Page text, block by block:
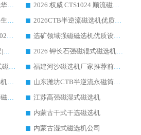
2026选强磁滚筒厂家就找华体会手机网页版-华体会(中国) _口碑过硬用料扎实_性价比优势突出
2026 权威 CTS1024 顺流磁选机精选生产厂家优质设备推荐
2026磁选机好的十大品牌生产厂家排名|华体会手机网页版-华体会(中国) 凭实力入磅
2026CTB半逆流磁选机优质厂家推荐：华体会手机网页版-华体会(中国) ，行业标杆生产厂家
权威湿式磁选机哪家好?2026 实测榜单出炉，潍坊华体会手机网页版-华体会(中国) 大厂实力领跑
选矿领域强磁磁选机优质设备推荐榜 TOP1：潍坊华体会手机网页版-华体会(中国) 凭实力出圈
青州磁选机 TOP 前十厂家|靠谱品牌怎么选?潍坊华体会手机网页版-华体会(中国) 实力出圈
2026 钾长石强磁辊式磁选机靠谱厂家 TOP 榜：潍坊华体会手机网页版-华体会(中国) 凭硬核实力领跑行业
2026 CTB半逆流永磁筒式磁选机厂家如何选择，选华体会手机网页版-华体会(中国) 原因，硬核实测不踩坑指南
福建河沙磁选机厂家推荐前三，华体会手机网页版-华体会(中国) 磁选机解锁资源利用新路径
2026半逆流水选河沙磁选机生产厂家：解锁河沙分选高效新路径
山东潍坊CTB半逆流永磁筒式河沙磁选机生产厂家如何高效除铁提纯
福建2026性价比高的河沙磁选机生产厂家工作原理(通俗 + 专业双版，适配产品文案/介绍使用)
江苏高强磁湿式磁选机
内蒙古干式干选磁选机
内蒙古湿式磁选机公司